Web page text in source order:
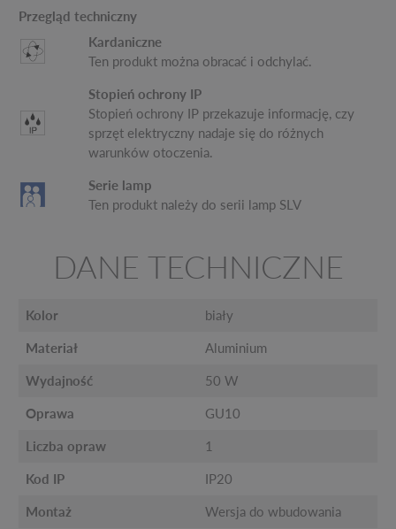
Przegląd techniczny
Kardaniczne
Ten produkt można obracać i odchylać.
Stopień ochrony IP
Stopień ochrony IP przekazuje informację, czy
sprzęt elektryczny nadaje się do różnych
warunków otoczenia.
Serie lamp
Ten produkt należy do serii lamp SLV
DANE TECHNICZNE
Kolor biały
Materiał Aluminium
Wydajność 50 W
Oprawa GU10
Liczba opraw 1
Kod IP IP20
Montaż Wersja do wbudowania